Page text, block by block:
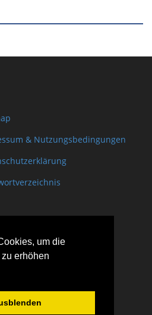
um die
erhöhen
& Nutzungsbedingungen